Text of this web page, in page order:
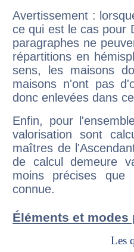
Avertissement :
ce qui est le cas pour
paragraphes ne
répartitions en
sens, les maisons
maisons n'ont pas
donc enlevées dans
Enfin, pour
valorisation sont
maîtres de
de calcul demeure
moins précises que
connue.
Éléments et